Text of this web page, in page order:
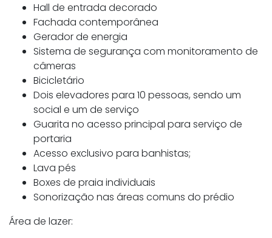
Hall de entrada decorado
Fachada contemporânea
Gerador de energia
Sistema de segurança com monitoramento de
câmeras
Bicicletário
Dois elevadores para 10 pessoas, sendo um
social e um de serviço
Guarita no acesso principal para serviço de
portaria
Acesso exclusivo para banhistas;
Lava pés
Boxes de praia individuais
Sonorização nas áreas comuns do prédio
Área de lazer: